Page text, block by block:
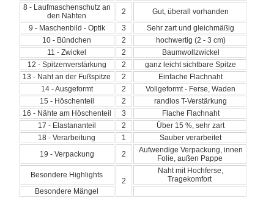
8 - Laufmaschenschutz an
den Nähten
2
Gut, überall vorhanden
9 - Maschenbild - Optik
3
Sehr zart und gleichmäßig
10 - Bündchen
2
hochwertig (2 - 3 cm)
11 - Zwickel
2
Baumwollzwickel
12 - Spitzenverstärkung
2
ganz leicht sichtbare Spitze
13 - Naht an der Fußspitze
2
Einfache Flachnaht
14 - Ausgeformt
2
Vollgeformt - Ferse, Waden
15 - Höschenteil
2
randlos T-Verstärkung
16 - Nähte am Höschenteil
3
Flache Flachnaht
17 - Elastananteil
2
Über 15 %, sehr zart
18 - Verarbeitung
1
Sauber verarbeitet
19 - Verpackung
2
Aufwendige Verpackung, innen
Folie, außen Pappe
Besondere Highlights
2
Naht mit Hochferse,
Tragekomfort
Besondere Mängel